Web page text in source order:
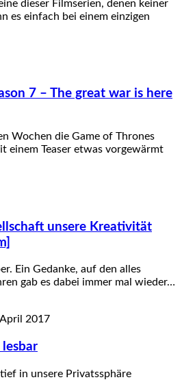
dieser Filmserien, denen keiner
es einfach bei einem einzigen
7 – The great war is here
Wochen die Game of Thrones
einem Teaser etwas vorgewärmt
unsere Kreativität
Ein Gedanke, auf den alles
gab es dabei immer mal wieder…
2017
lesbar
in unsere Privatssphäre